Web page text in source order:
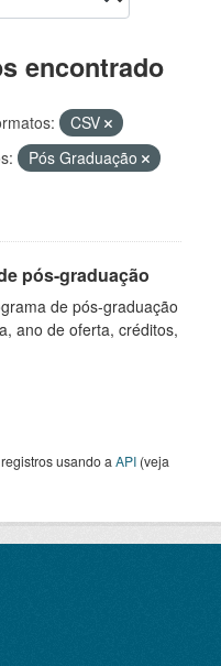
encontrado
CSV
Pós Graduação
pós-graduação
de pós-graduação
ano de oferta, créditos,
usando a API (veja